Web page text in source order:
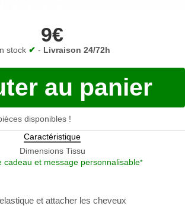
9€
stock ✔ - Livraison 24/72h
au panier
disponibles !
Caractéristique
DimensionsTissu
cadeau et message personnalisable*
et attacher les cheveux